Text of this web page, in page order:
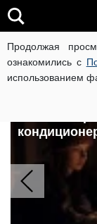
Продолжая
ознакомились с
использованием
ВОЙНА
Графики
августа:
опасном